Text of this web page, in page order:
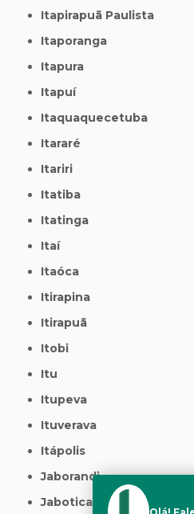
Itapirapuã Paulista
Itaporanga
Itapura
Itapuí
Itaquaquecetuba
Itararé
Itariri
Itatiba
Itatinga
Itaí
Itaóca
Itirapina
Itirapuã
Itobi
Itu
Itupeva
Ituverava
Itápolis
Jaborandi
Jaboticabal